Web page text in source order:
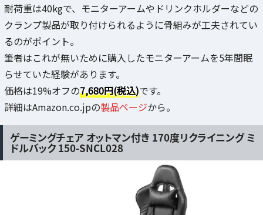
耐荷重は40kgで、モニターアームやドリンクホルダーなどの
クランプ製品が取り付けられるように骨組みが工夫されてい
るのがポイント。
筆者はこれが無いために購入したモニターアームを5年間眠
らせていた経験があります。
価格は19%オフの7,680円(税込)です。
詳細はAmazon.co.jpの製品ページから。
ゲーミングチェア オットマン付き 170度リクライニング ミ
ドルバック 150-SNCL028